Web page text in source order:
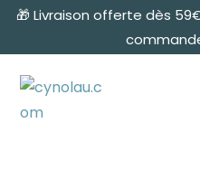
🎁 Livraison offerte dès
commande